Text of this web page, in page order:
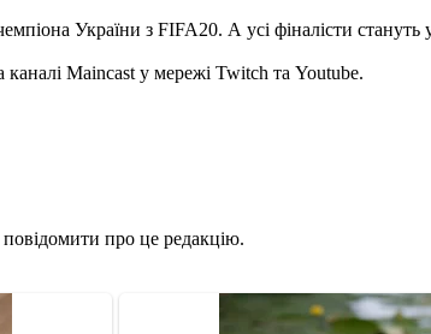
України з FIFA20. А усі фіналісти стануть
Maincast у мережі Twitch та Youtube.
про це редакцію.